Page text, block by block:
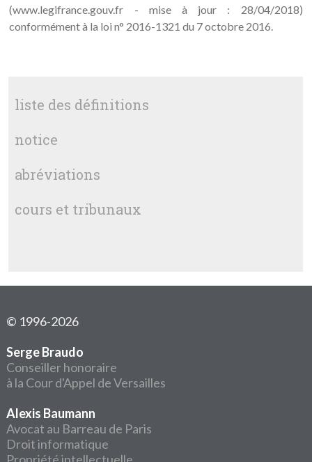
(www.legifrance.gouv.fr - mise à jour : 28/04/2018)
conformément à la loi n° 2016-1321 du 7 octobre 2016.
liste des définitions
notice
abréviations
cours et tribunaux
© 1996-2026
Serge Braudo
Conseiller honoraire
à la Cour d'Appel de Versailles
Alexis Baumann
Avocat au Barreau de Paris
Droit informatique